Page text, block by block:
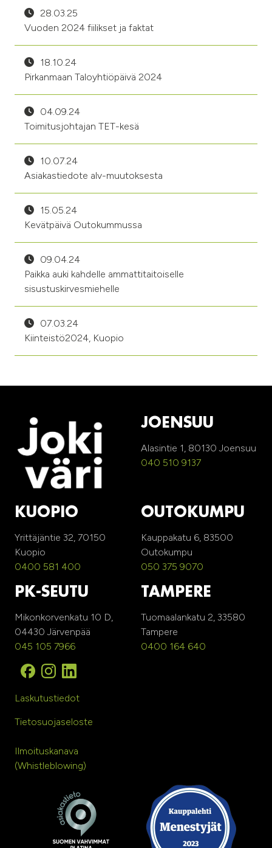
28.03.25
Vuoden 2024 fiilikset ja faktat
18.10.24
Pirkanmaan Taloyhtiöpäivä 2024
04.09.24
Toimitusjohtajan TET-kesä
10.07.24
Asiakastiedote alv-muutoksesta
15.05.24
Kevätpäivä Outokummussa
09.04.24
Paikka auki kahdelle ammattitaitoiselle
sisustuskirvesmiehelle
07.03.24
Kiinteistö2024, Kuopio
JOENSUU
Alasintie 1, 80130 Joensuu
040 510 9137
KUOPIO
Yrittäjäntie 32, 70150
Kuopio
0400 581 400
OUTOKUMPU
Kauppakatu 6, 83500
Outokumpu
050 375 9070
PK-SEUTU
Mikonkorvenkatu 10 D,
04430 Järvenpää
045 105 7966
TAMPERE
Tuomaalankatu 2, 33580
Tampere
0400 164 640
Laskutustiedot
Tietosuojaseloste
Ilmoituskanava
(Whistleblowing)